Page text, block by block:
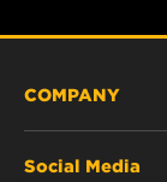
COMPANY
Social Media